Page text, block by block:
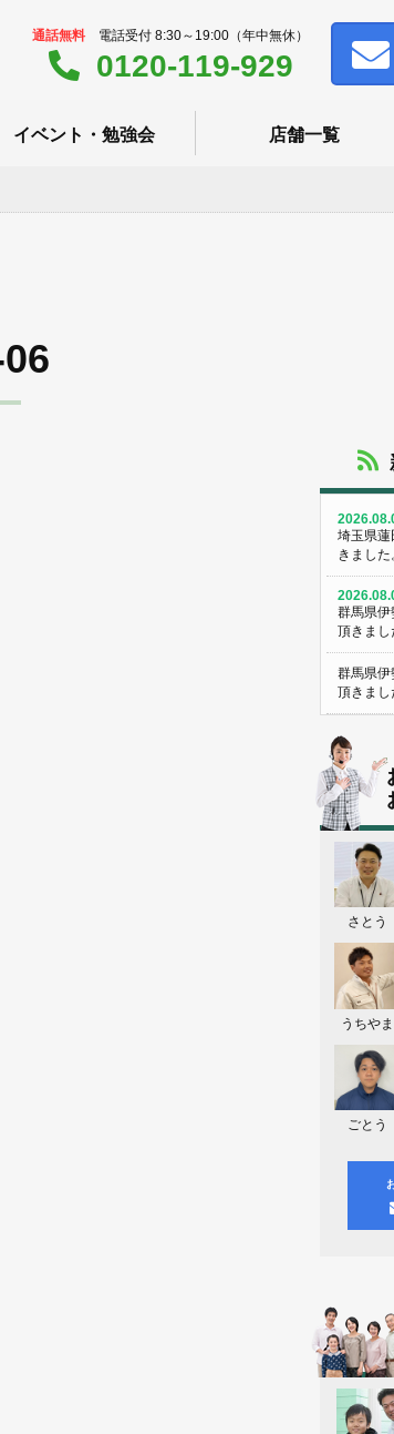
通話無料 電話受付 8:30～19:00（年中無休）
0120-119-929
イベント・勉強会 店舗一覧
埼玉県
きました
群馬県伊
頂きまし
群馬県
頂きまし
埼玉県熊
きました
埼玉県熊
きました
群馬県
頂きま
東京都
神奈川県
頂きまし
群馬県
きまし
東京都
さとう
うちやま
ごとう